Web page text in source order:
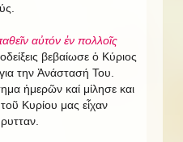
αὐτόν ἐν πολλοῖς
βεβαίωσε ὁ Κύριος
την Ἀνάστασή Του.
ἡμερῶν καί μίλησε και
Κυρίου μας εἶχαν